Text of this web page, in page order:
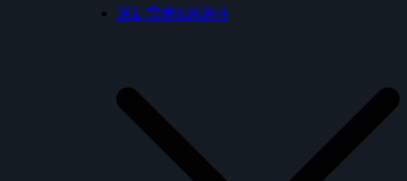
浴缸設備&淋浴柱